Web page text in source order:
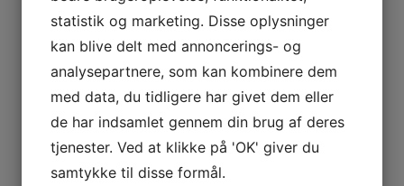
Anna Margrethe Zeerow
Mejerigården 2
6261 Bredebro
Udvalgsmedlemmer:
Jens Hermann
74 78 35 51
Tove Nielsen
Tlf.: 21 76 21 24
statistik og marketing. Disse oplysninger
kan blive delt med annoncerings- og
analysepartnere, som kan kombinere dem
med data, du tidligere har givet dem eller
de har indsamlet gennem din brug af deres
tjenester. Ved at klikke på 'OK' giver du
samtykke til disse formål.